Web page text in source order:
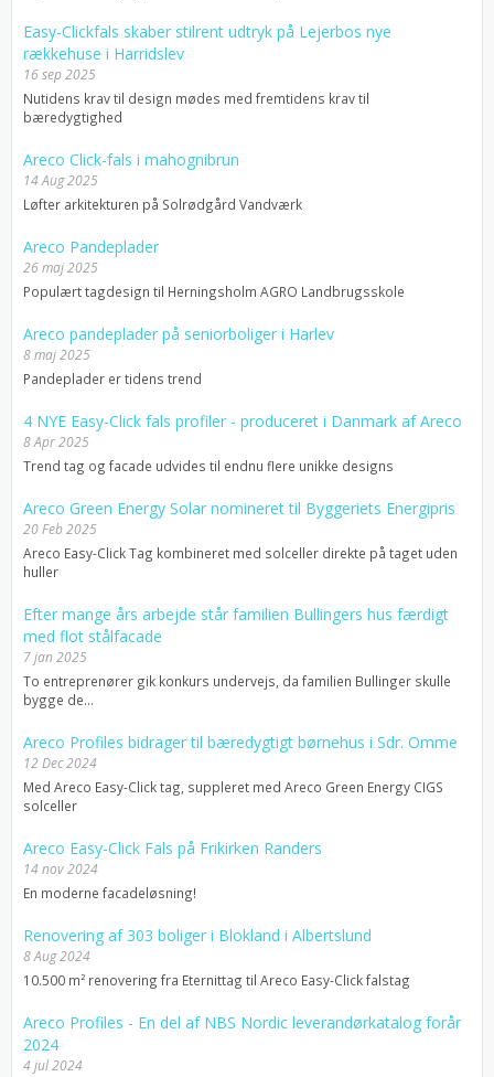
Easy-Clickfals skaber stilrent udtryk på Lejerbos nye
rækkehuse i Harridslev
16 sep 2025
Nutidens krav til design mødes med fremtidens krav til
bæredygtighed
Areco Click-fals i mahognibrun
14 Aug 2025
Løfter arkitekturen på Solrødgård Vandværk
Areco Pandeplader
26 maj 2025
Populært tagdesign til Herningsholm AGRO Landbrugsskole
Areco pandeplader på seniorboliger i Harlev
8 maj 2025
Pandeplader er tidens trend
4 NYE Easy-Click fals profiler - produceret i Danmark af Areco
8 Apr 2025
Trend tag og facade udvides til endnu flere unikke designs
Areco Green Energy Solar nomineret til Byggeriets Energipris
20 Feb 2025
Areco Easy-Click Tag kombineret med solceller direkte på taget uden
huller
Efter mange års arbejde står familien Bullingers hus færdigt
med flot stålfacade
7 jan 2025
To entreprenører gik konkurs undervejs, da familien Bullinger skulle
bygge de...
Areco Profiles bidrager til bæredygtigt børnehus i Sdr. Omme
12 Dec 2024
Med Areco Easy-Click tag, suppleret med Areco Green Energy CIGS
solceller
Areco Easy-Click Fals på Frikirken Randers
14 nov 2024
En moderne facadeløsning!
Renovering af 303 boliger i Blokland i Albertslund
8 Aug 2024
10.500 m² renovering fra Eternittag til Areco Easy-Click falstag
Areco Profiles - En del af NBS Nordic leverandørkatalog forår
2024
4 jul 2024